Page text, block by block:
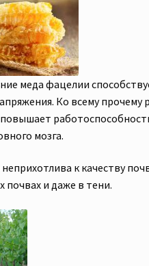
меда фацелии
Ко всему прочему
мозга.
к качеству
и даже в тени.